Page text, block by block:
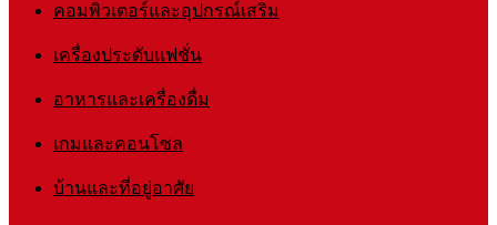
คอมพิวเตอร์และอุปกรณ์เสริม
เครื่องประดับแฟชั่น
อาหารและเครื่องดื่ม
เกมและคอนโซล
บ้านและที่อยู่อาศัย